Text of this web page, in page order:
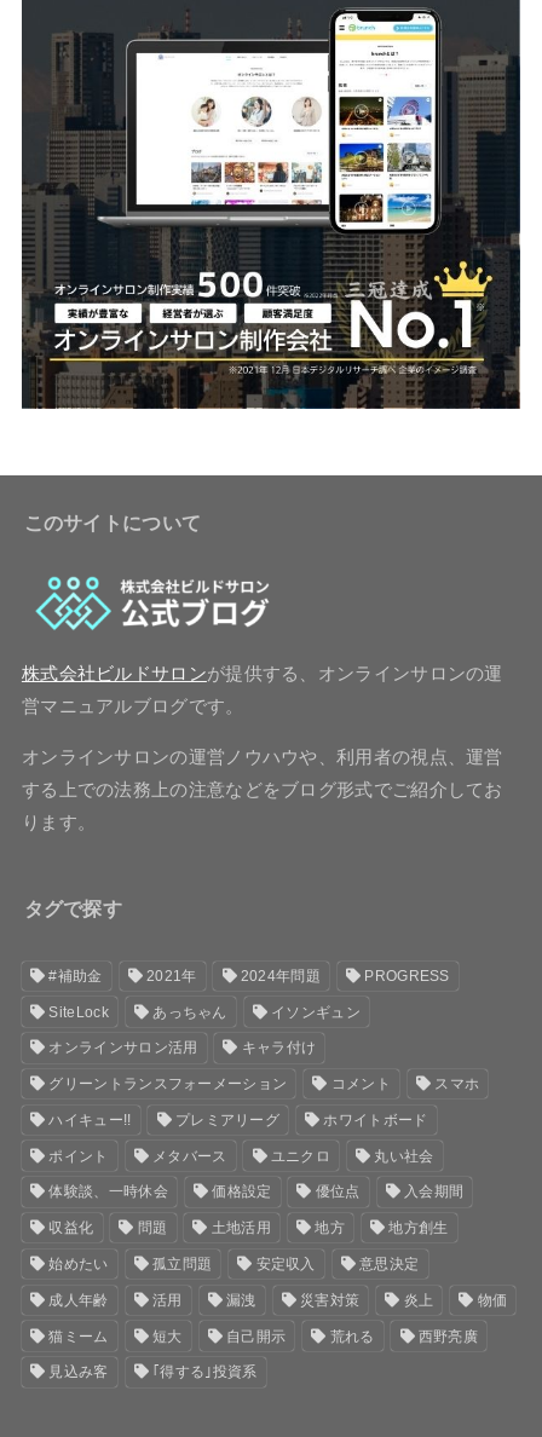
このサイトについて
株式会社ビルドサロンが提供する、オンラインサロンの運
営マニュアルブログです。
オンラインサロンの運営ノウハウや、利用者の視点、運営
する上での法務上の注意などをブログ形式でご紹介してお
ります。
タグで探す
#補助金 2021年 2024年問題 PROGRESS
SiteLock あっちゃん イソンギュン
オンラインサロン活用 キャラ付け
グリーントランスフォーメーション コメント スマホ
ハイキュー!! プレミアリーグ ホワイトボード
ポイント メタバース ユニクロ 丸い社会
体験談、一時休会 価格設定 優位点 入会期間
収益化 問題 土地活用 地方 地方創生
始めたい 孤立問題 安定収入 意思決定
成人年齢 活用 漏洩 災害対策 炎上 物価
猫ミーム 短大 自己開示 荒れる 西野亮廣
見込み客 ｢得する｣投資系